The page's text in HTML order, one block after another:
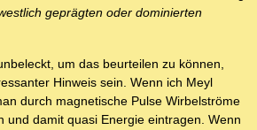
geprägten oder dominierten
um das beurteilen zu können,
Hinweis sein. Wenn ich Meyl
durch magnetische Pulse Wirbelströme
und damit quasi Energie eintragen. Wenn